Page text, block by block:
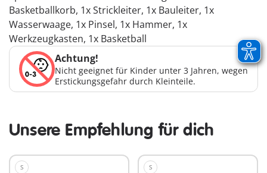
Basketballkorb, 1x Strickleiter, 1x Bauleiter, 1x
Wasserwaage, 1x Pinsel, 1x Hammer, 1x
Werkzeugkasten, 1x Basketball
Achtung!
Nicht geeignet für Kinder unter 3 Jahren, wegen
Erstickungsgefahr durch Kleinteile.
Unsere Empfehlung für dich
S S